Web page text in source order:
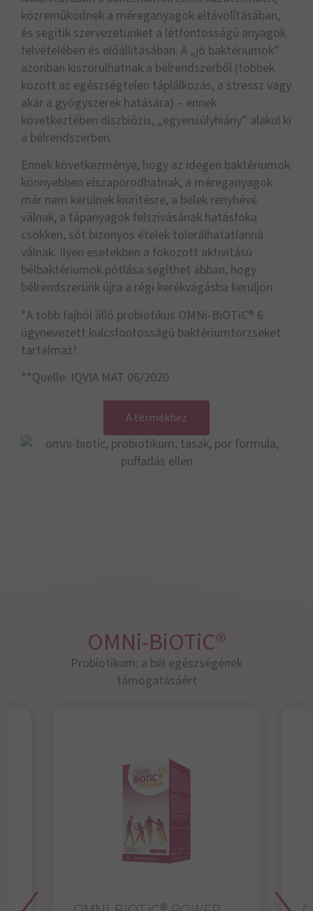
közreműködnek a méreganyagok eltávolításában,
és segítik szervezetünket a létfontosságú anyagok
felvételében és előállításában. A „jó baktériumok”
azonban kiszorulhatnak a bélrendszerből (többek
között az egészségtelen táplálkozás, a stressz vagy
akár a gyógyszerek hatására) – ennek
következtében diszbiózis, „egyensúlyhiány” alakul ki
a bélrendszerben.
Ennek következménye, hogy az idegen baktériumok
könnyebben elszaporodhatnak, a méreganyagok
már nem kerülnek kiürítésre, a belek renyhévé
válnak, a tápanyagok felszívásának hatásfoka
csökken, sőt bizonyos ételek tolerálhatatlanná
válnak. Ilyen esetekben a fokozott aktivitású
bélbaktériumok pótlása segíthet abban, hogy
bélrendszerünk újra a régi kerékvágásba kerüljön.
*A több fajból álló probiotikus OMNi-BiOTiC® 6
úgynevezett kulcsfontosságú baktériumtörzseket
tartalmaz!
**Quelle: IQVIA MAT 06/2020
A termékhez
OMNi-BiOTiC®
Probiotikum: a bél egészségének
támogatásáért